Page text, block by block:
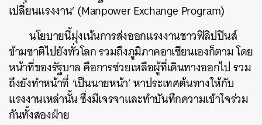
เปลี่ยนแรงงาน’ (Manpower Exchange Program)
นโยบายนี้มุ่งเน้นการส่งออกแรงงานชาวฟิลิปปินส์
ข้ามชาติไปยังทั่วโลก รวมถึงภูมิภาคอาเซียนเองก็ตาม โดย
หน้าที่ของรัฐบาล คือการช่วยเหลือผู้ที่เดินทางออกไป รวม
ถึงยังทำหน้าที่ ‘เป็นนายหน้า’ หาประเทศต้นทางให้กับ
แรงงานเหล่านั้น ซึ่งมีเจรจาและทำบันทึกความเข้าใจร่วม
กันทั้งสองฝ่าย
SHARE TWEET LINE EMAIL